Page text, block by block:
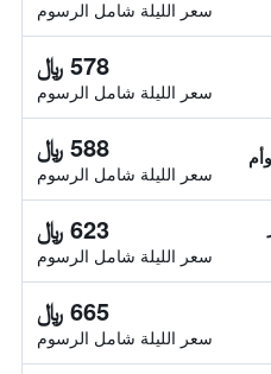
سعر الليلة شامل الرسوم
578 ﷼
سعر الليلة شامل الرسوم
588 ﷼
سعر الليلة شامل الرسوم
623 ﷼
سعر الليلة شامل الرسوم
665 ﷼
سعر الليلة شامل الرسوم